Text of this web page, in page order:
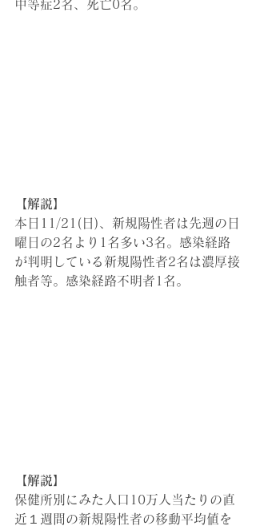
中等症2名、死亡0名。
【解説】
本日11/21(日)
新規陽性者は先週の日
曜日の2名より1名多い3名。感染経路
が判明している新規陽性者2名は濃厚接
触者等。感染経路不明者1名。
【解説】
保健所別にみた人口10万人当たりの直
近１週間の新規陽性者の移動平均値を